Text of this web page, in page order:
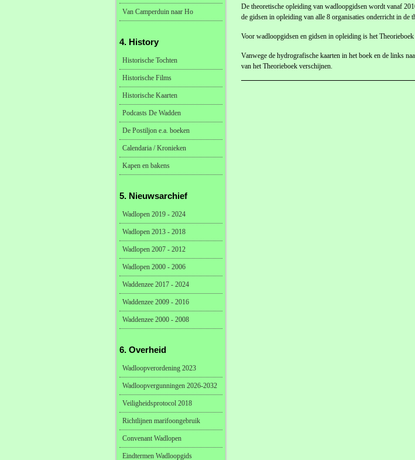
De theoretische opleiding van wadloopgidsen wordt vanaf
de gidsen in opleiding van alle 8 organisaties onderricht in de
Voor wadloopgidsen en gidsen in opleiding is het
Vanwege de hydrografische kaarten in het boek en de links
van het Theorieboek verschijnen.
Van Camperduin naar Ho
4. History
Historische Tochten
Historische Films
Historische Kaarten
Podcasts De Wadden
De Postiljon e.a. boeken
Calendaria / Kronieken
Kapen en bakens
5. Nieuwsarchief
Wadlopen 2019 - 2024
Wadlopen 2013 - 2018
Wadlopen 2007 - 2012
Wadlopen 2000 - 2006
Waddenzee 2017 - 2024
Waddenzee 2009 - 2016
Waddenzee 2000 - 2008
6. Overheid
Wadloopverordening 2023
Wadloopvergunningen 2026-2032
Veiligheidsprotocol 2018
Richtlijnen marifoongebruik
Convenant Wadlopen
Eindtermen Wadloopgids